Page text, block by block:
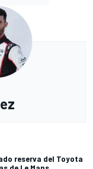
reserva del Toyota